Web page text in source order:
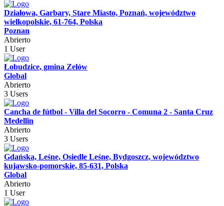
Działowa, Garbary, Stare Miasto, Poznań, województwo
wielkopolskie, 61-764, Polska
Poznan
Abrierto
1 User
Łobudzice, gmina Zelów
Global
Abrierto
3 Users
Cancha de fútbol - Villa del Socorro - Comuna 2 - Santa Cruz
Medellin
Abrierto
3 Users
Gdańska, Leśne, Osiedle Leśne, Bydgoszcz, województwo
kujawsko-pomorskie, 85-631, Polska
Global
Abrierto
1 User